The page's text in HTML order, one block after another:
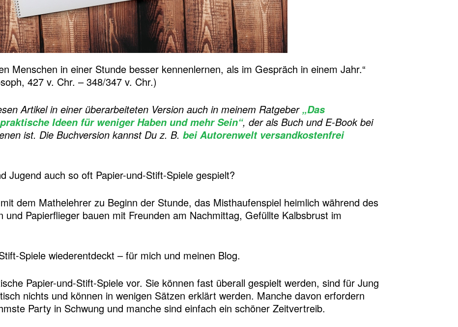
Menschen in einer Stunde besser kennenlernen, als im Gespräch in einem Jahr.“
427 v. Chr. – 348/347 v. Chr.)
Artikel in einer überarbeiteten Version auch in meinem Ratgeber„Das
Ideen für weniger Haben und mehr Sein“, der als Buch und E-Book bei
ist. Die Buchversion kannst Du z. B. bei Autorenwelt versandkostenfrei
Jugend auch so oft Papier-und-Stift-Spiele gespielt?
dem Mathelehrer zu Beginn der Stunde, das Misthaufenspiel heimlich während des
und Papierflieger bauen mit Freunden am Nachmittag, Gefüllte Kalbsbrust im
Spiele wiederentdeckt – für mich und meinen Blog.
Papier-und-Stift-Spiele vor. Sie können fast überall gespielt werden, sind für Jung
nichts und können in wenigen Sätzen erklärt werden. Manche davon erfordern
Party in Schwung und manche sind einfach ein schöner Zeitvertreib.